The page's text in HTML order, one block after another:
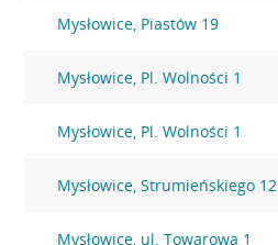
Mysłowice, Piastów 19
Mysłowice, Pl. Wolności 1
Mysłowice, Pl. Wolności 1
Mysłowice, Strumieńskiego 12
Mysłowice, ul. Towarowa 1